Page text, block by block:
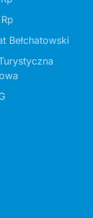
Bełchatowski